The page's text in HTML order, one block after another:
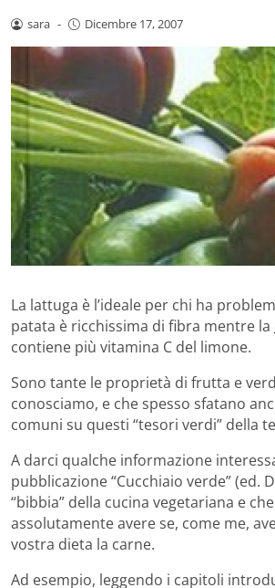
sara - Dicembre 17, 2007
La lattuga è l’ideale per chi ha
patata è ricchissima di fibra mentre la
contiene più vitamina C del limone.
Sono tante le proprietà di frutta e
conosciamo, e che spesso sfatano
comuni su questi “tesori verdi” della
A darci qualche informazione
pubblicazione “Cucchiaio verde” (ed.
“bibbia” della cucina vegetariana e
assolutamente avere se, come me,
vostra dieta la carne.
Ad esempio, leggendo i capitoli